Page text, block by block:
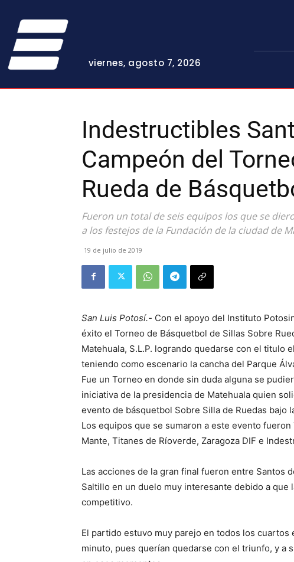
viernes, agosto 7, 2026
Indestructibles
Campeón del
Rueda de
Fueron un total de seis equipos los que se
a los festejos de la Fundación de la ciudad de
19 de julio de 2019
San Luis Potosí.- Con el apoyo del Instituto
éxito el Torneo de Básquetbol de Sillas Sobre
Matehuala, S.L.P. logrando quedarse con el titulo
teniendo como escenario la cancha del Parque
Fue un Torneo en donde sin duda alguna se
iniciativa de la presidencia de Matehuala quien
evento de básquetbol Sobre Silla de Ruedas bajo
Los equipos que se sumaron a este evento
Mante, Titanes de Ríoverde, Zaragoza DIF e
Las acciones de la gran final fueron entre Santos
Saltillo en un duelo muy interesante debido a
competitivo.
El partido estuvo muy parejo en todos los
minuto, pues querían quedarse con el triunfo, y a